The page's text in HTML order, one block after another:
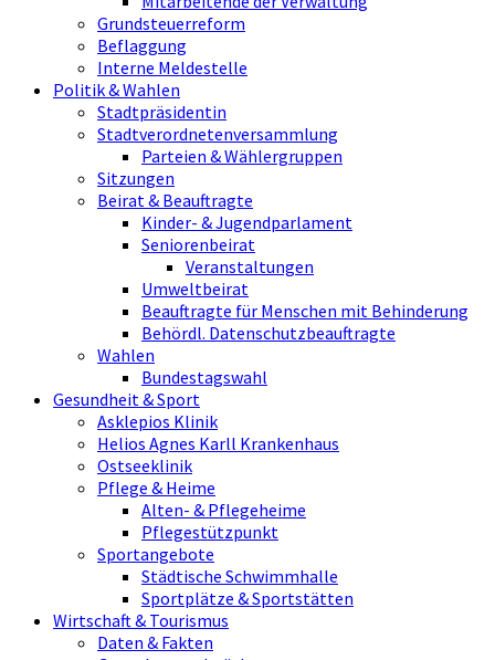
Grundsteuerreform
Beflaggung
Interne Meldestelle
Politik & Wahlen
Stadtpräsidentin
Stadtverordnetenversammlung
Parteien & Wählergruppen
Sitzungen
Beirat & Beauftragte
Kinder- & Jugendparlament
Seniorenbeirat
Veranstaltungen
Umweltbeirat
Beauftragte für Menschen mit Behinderung
Behördl. Datenschutzbeauftragte
Wahlen
Bundestagswahl
Gesundheit & Sport
Asklepios Klinik
Helios Agnes Karll Krankenhaus
Ostseeklinik
Pflege & Heime
Alten- & Pflegeheime
Pflegestützpunkt
Sportangebote
Städtische Schwimmhalle
Sportplätze & Sportstätten
Wirtschaft & Tourismus
Daten & Fakten